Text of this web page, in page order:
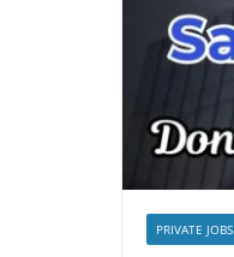
PRIVATE JOBS